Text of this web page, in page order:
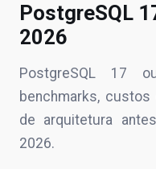
PostgreSQL
2026
PostgreSQL 17
benchmarks,
de arquitetura
2026.